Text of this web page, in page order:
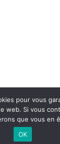
pour vous
web. Si vous
que vous en
OK